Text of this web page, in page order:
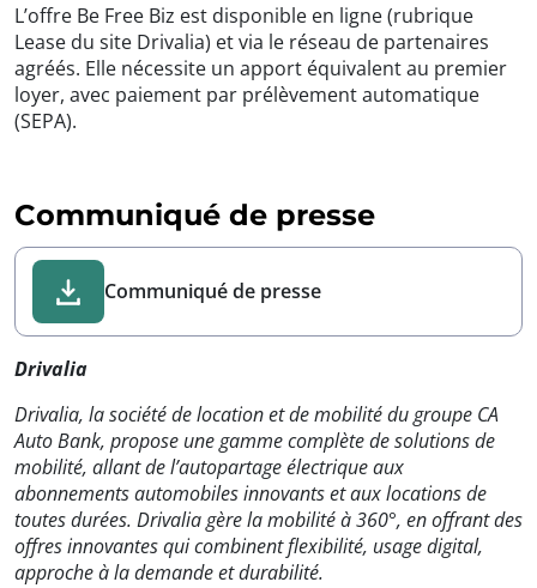
L’offre Be Free Biz est disponible en ligne (rubrique
Lease du site Drivalia) et via le réseau de partenaires
agréés. Elle nécessite un apport équivalent au premier
loyer, avec paiement par prélèvement automatique
(SEPA).
Communiqué de presse
Communiqué de presse
Drivalia
Drivalia, la société de location et de mobilité du groupe CA
Auto Bank, propose une gamme complète de solutions de
mobilité, allant de l’autopartage électrique aux
abonnements automobiles innovants et aux locations de
toutes durées. Drivalia gère la mobilité à 360°, en offrant des
offres innovantes qui combinent flexibilité, usage digital,
approche à la demande et durabilité.